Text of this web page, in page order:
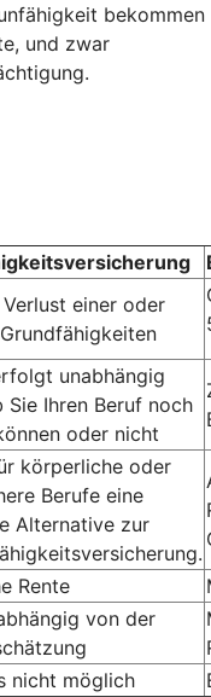
bekommen
und zwar
einer oder
unabhängig
Sie Ihren Beruf noch
oder nicht
körperliche oder
Berufe eine
Alternative zur
Rente
von der
nicht möglich